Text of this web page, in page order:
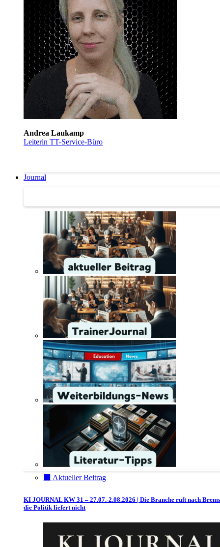
Andrea Laukamp
Leiterin TT-Service-Büro
Journal
⬛️ Aktueller Beitrag
KI JOURNAL KW 31 – 27.07.-2.08.2026 | Die Branche ruft nach
die Politik liefert nicht